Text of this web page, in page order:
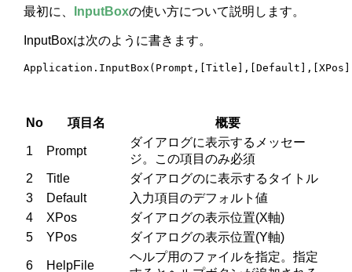
最初に、 InputBoxの使い方について説明します。
InputBoxは次のように書きます。
No 項目名 概要
1 Prompt
ダイアログに表示するメッセー
ジ。この項目のみ必須
2
Title
ダイアログのに表示するタイトル
3
Default
入力項目のデフォルト値
4
XPos
ダイアログの表示位置(X軸)
5
YPos ダイアログの表示位置(Y軸)
6 HelpFile
ヘルプ用のファイルを指定。指定